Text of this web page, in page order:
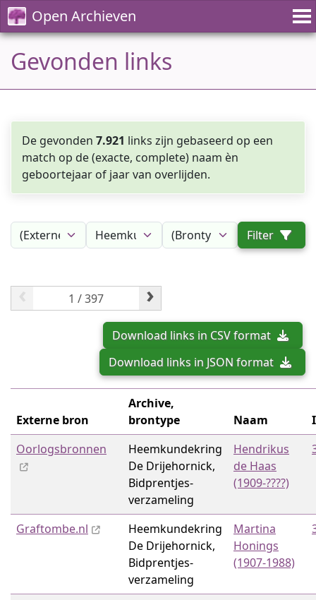
Open Archieven
Gevonden links
De gevonden 7.921 links zijn gebaseerd op een
match op de (exacte, complete) naam èn
geboortejaar of jaar van overlijden.
Filter
‹ ›
Download links in CSV format
Download links in JSON format
Externe bron
Archive,
brontype
Naam
Oorlogsbronnen
Heemkundekring
De Drijehornick,
Bidprentjes­
verzameling
Hendrikus
de Haas
(1909-????)
Graftombe.nl
Heemkundekring
De Drijehornick,
Bidprentjes­
verzameling
Martina
Honings
(1907-1988)